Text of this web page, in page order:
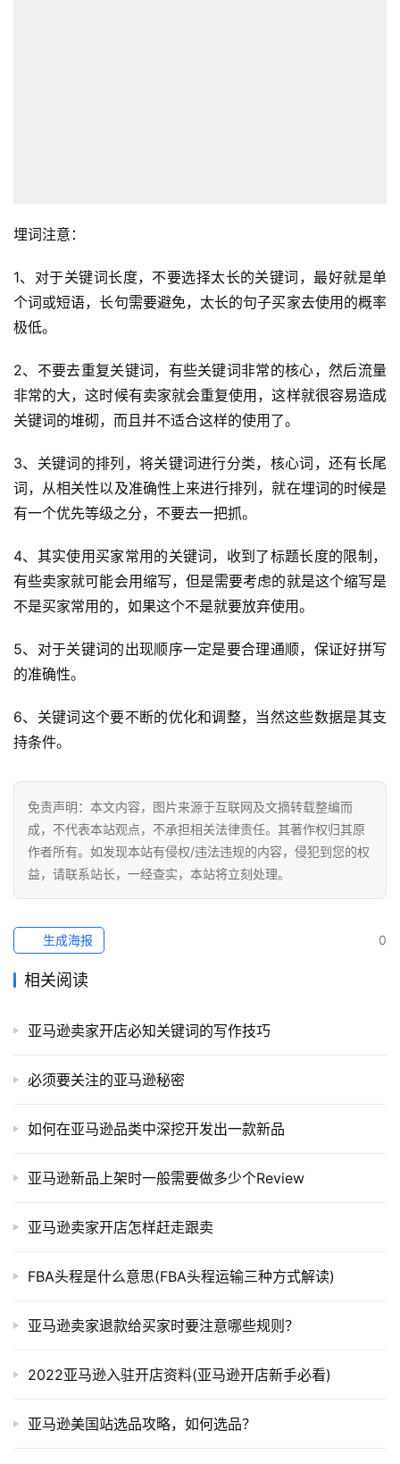
球
开
店
跨
境
百
科
社
媒
营
跨
境
航
埋词注意：
1、对于关键词长度，不要选择太长的关键词，最好就是单
个词或短语，长句需要避免，太长的句子买家去使用的概率
极低。
2、不要去重复关键词，有些关键词非常的核心，然后流量
非常的大，这时候有卖家就会重复使用，这样就很容易造成
关键词的堆砌，而且并不适合这样的使用了。
3、关键词的排列，将关键词进行分类，核心词，还有长尾
词，从相关性以及准确性上来进行排列，就在埋词的时候是
有一个优先等级之分，不要去一把抓。
4、其实使用买家常用的关键词，收到了标题长度的限制，
有些卖家就可能会用缩写，但是需要考虑的就是这个缩写是
不是买家常用的，如果这个不是就要放弃使用。
5、对于关键词的出现顺序一定是要合理通顺，保证好拼写
的准确性。
6、关键词这个要不断的优化和调整，当然这些数据是其支
持条件。
免责声明：本文内容，图片来源于互联网及文摘转载整编而
成，不代表本站观点，不承担相关法律责任。其著作权归其原
作者所有。如发现本站有侵权/违法违规的内容，侵犯到您的权
益，请联系站长，一经查实，本站将立刻处理。
0
生成海报
相关阅读
亚马逊卖家开店必知关键词的写作技巧
必须要关注的亚马逊秘密
如何在亚马逊品类中深挖开发出一款新品
亚马逊新品上架时一般需要做多少个Review
亚马逊卖家开店怎样赶走跟卖
FBA头程是什么意思(FBA头程运输三种方式解读)
亚马逊卖家退款给买家时要注意哪些规则？
2022亚马逊入驻开店资料(亚马逊开店新手必看)
亚马逊美国站选品攻略，如何选品？